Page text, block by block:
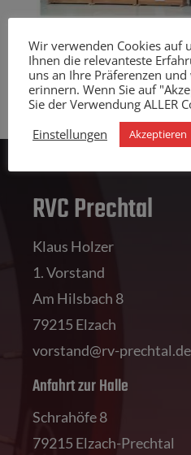
RVC Prechtal
Klaus Holzer
1. Vorstand
Am Hilsbach 8
79215 Elzach
vorstand@rv-prechtal.de
Anfahrt zur Halle
Schrahöfe 8
79215 Elzach-Prechtal
Wir verwenden Cookies auf
Ihnen die relevanteste
uns an Ihre Präferenzen
erinnern. Wenn Sie auf
Sie der Verwendung ALLER
Einstellungen
Akzeptieren